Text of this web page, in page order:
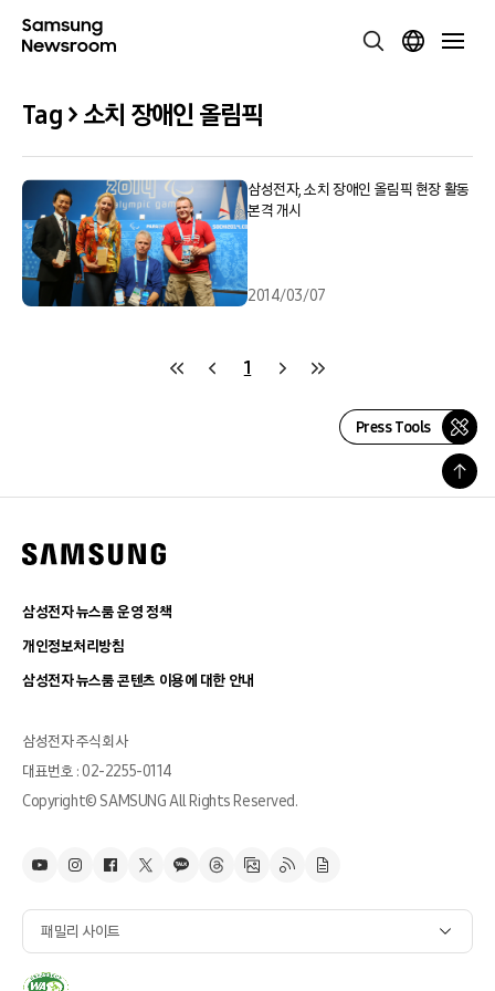
Tag > 소치 장애인 올림픽
삼성전자, 소치 장애인 올림픽 현장 활동
본격 개시
2014/03/07
1
Press Tools
삼성전자 뉴스룸 운영 정책
개인정보처리방침
삼성전자 뉴스룸 콘텐츠 이용에 대한 안내
삼성전자 주식회사
대표번호 : 02-2255-0114
Copyright© SAMSUNG All Rights Reserved.
패밀리 사이트